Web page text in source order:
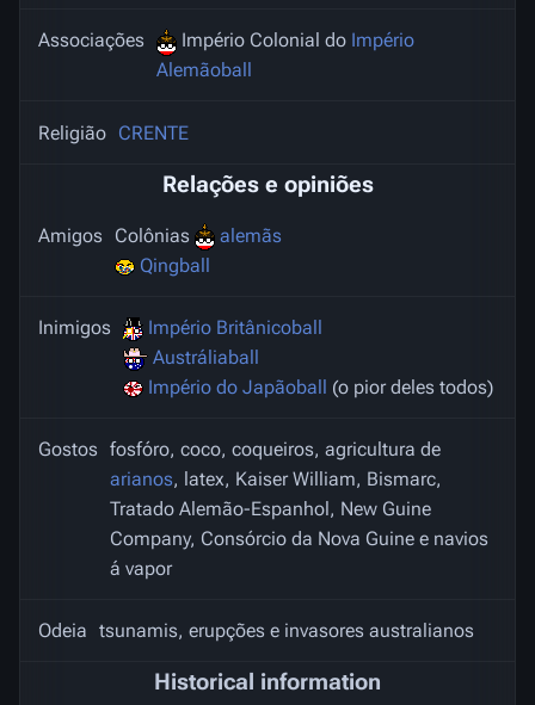
Associações Império Colonial do Império
Alemãoball
Religião CRENTE
Relações e opiniões
Amigos Colônias
alemãs
Qingball
Inimigos
Império Britânicoball
Austráliaball
Império do Japãoball
(o pior deles todos)
Gostos fosfóro, coco, coqueiros, agricultura de
arianos, latex, Kaiser William, Bismarc,
Tratado Alemão-Espanhol, New Guine
Company, Consórcio da Nova Guine e navios
á vapor
Odeia tsunamis, erupções e invasores australianos
Historical information